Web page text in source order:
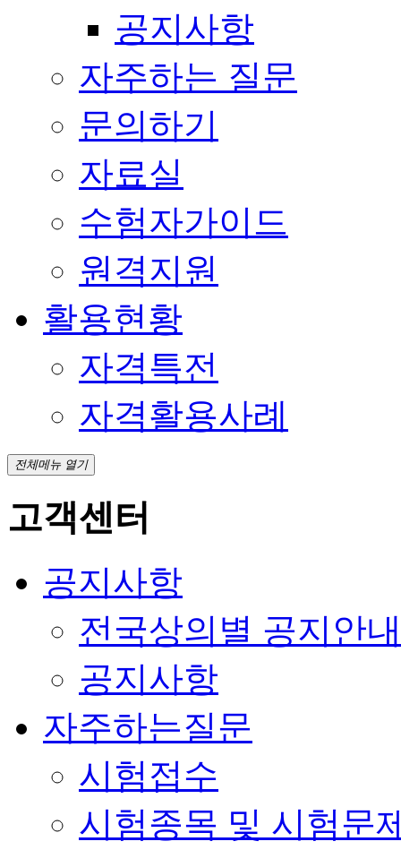
공지사항
자주하는 질문
문의하기
자료실
수험자가이드
원격지원
활용현황
자격특전
자격활용사례
전체메뉴 열기
고객센터
공지사항
전국상의별 공지안내
공지사항
자주하는질문
시험접수
시험종목 및 시험문